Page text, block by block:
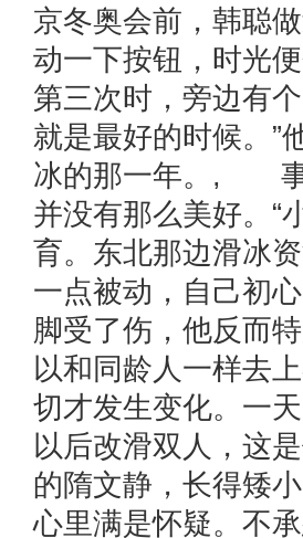
京冬奥会前，韩聪
动一下按钮，时光
第三次时，旁边有
就是最好的时候。”
冰的那一年。, 事
并没有那么美好。“
育。东北那边滑冰
一点被动，自己初
脚受了伤，他反而
以和同龄人一样
切才发生变化。一
以后改滑双人，这
的隋文静，长得矮
心里满是怀疑。不